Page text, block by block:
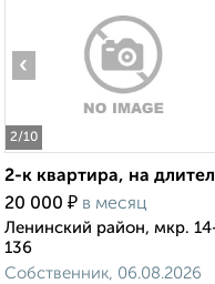
2/10
‹
2-к квартира, на
20 000 ₽ в месяц
Ленинский район, мкр.
136
Собственник, 06.08.2026